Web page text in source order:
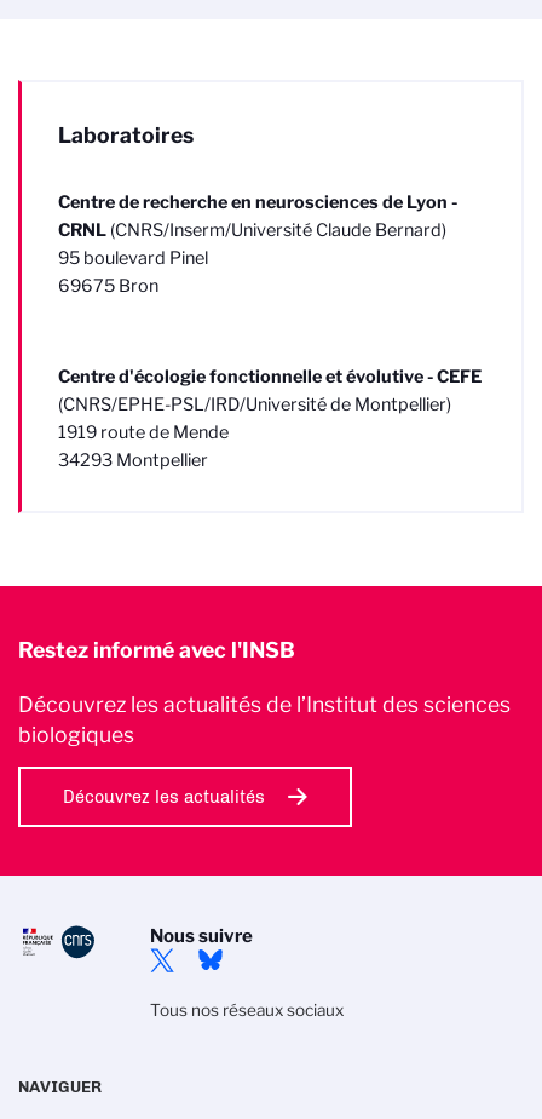
Laboratoires
Centre de recherche en neurosciences de Lyon -
CRNL (CNRS/Inserm/Université Claude Bernard)
95 boulevard Pinel
69675 Bron
Centre d'écologie fonctionnelle et évolutive - CEFE
(CNRS/EPHE-PSL/IRD/Université de Montpellier)
1919 route de Mende
34293 Montpellier
Restez informé avec l'INSB
Découvrez les actualités de l’Institut des sciences
biologiques
Découvrez les actualités
Nous suivre
Tous nos réseaux sociaux
NAVIGUER